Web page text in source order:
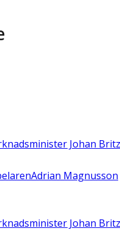
Johan Britz
Adrian Magnusson
Johan Britz